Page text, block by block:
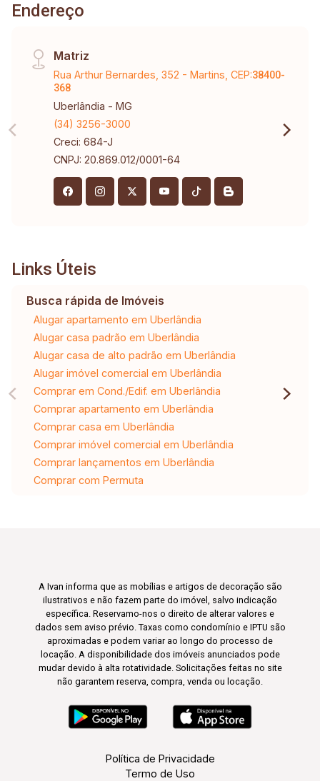
Endereço
Matriz
Rua Arthur Bernardes, 352 - Martins, CEP:38400-
368
Uberlândia - MG
(34) 3256-3000
Creci: 684-J
CNPJ: 20.869.012/0001-64
Links Úteis
Busca rápida de Imóveis
Alugar apartamento em Uberlândia
Alugar casa padrão em Uberlândia
Alugar casa de alto padrão em Uberlândia
Alugar imóvel comercial em Uberlândia
Comprar em Cond./Edif. em Uberlândia
Comprar apartamento em Uberlândia
Comprar casa em Uberlândia
Comprar imóvel comercial em Uberlândia
Comprar lançamentos em Uberlândia
Comprar com Permuta
A Ivan informa que as mobílias e artigos de decoração são
ilustrativos e não fazem parte do imóvel, salvo indicação
específica. Reservamo-nos o direito de alterar valores e
dados sem aviso prévio. Taxas como condomínio e IPTU são
aproximadas e podem variar ao longo do processo de
locação. A disponibilidade dos imóveis anunciados pode
mudar devido à alta rotatividade. Solicitações feitas no site
não garantem reserva, compra, venda ou locação.
Política de Privacidade
Termo de Uso